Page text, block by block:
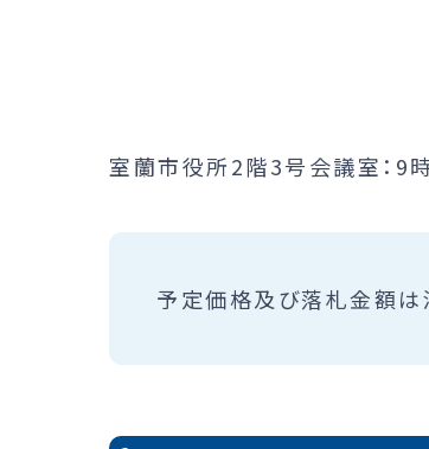
室蘭市役所2階3号会議室：9
予定価格及び落札金額